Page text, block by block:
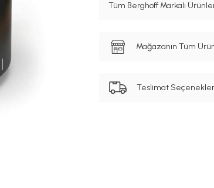
Tüm Berghoff Markalı
Mağazanın Tüm
Teslimat